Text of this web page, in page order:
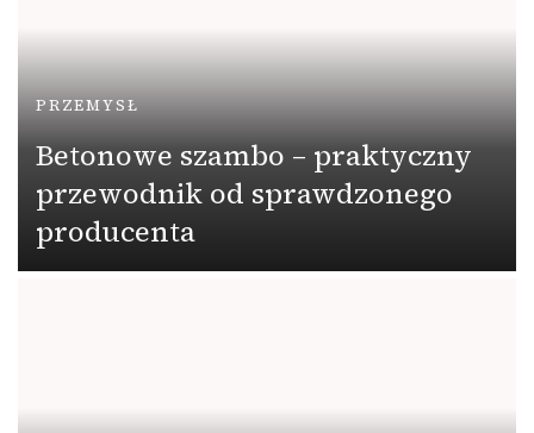
PRZEMYSŁ
Betonowe szambo – praktyczny
przewodnik od sprawdzonego
producenta